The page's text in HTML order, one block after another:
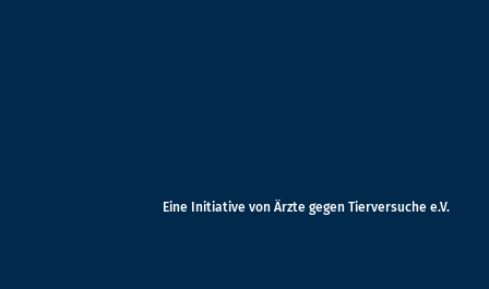
Eine Initiative von Ärzte gegen Tierversuche e.V.